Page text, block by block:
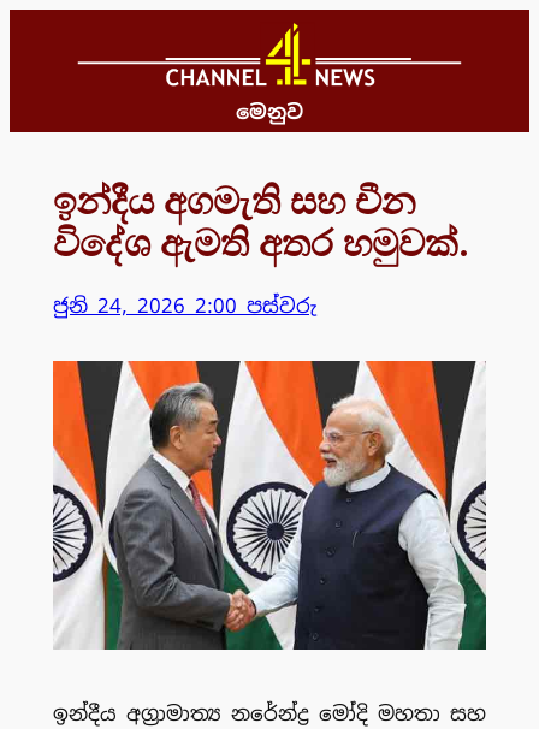
මෙනුව
ඉන්දීය අගමැති සහ චීන
විදේශ ඇමති අතර හමුවක්.
ජුනි 24, 2026 2:00 පස්වරු
ඉන්දීය අග්‍රාමාත්‍ය නරේන්ද්‍ර මෝදි මහතා සහ